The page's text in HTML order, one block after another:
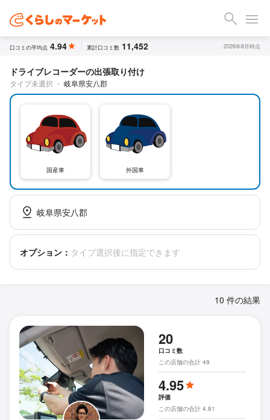
口コミの平均点 4.94 累計口コミ数 11,452 2026年8月時点
ドライブレコーダーの出張取り付け
タイプ未選択 ・ 岐阜県安八郡
国産車 外国車
岐阜県安八郡
オプション： タイプ選択後に指定できます
10 件の結果
20
口コミ数
この店舗の合計 49
4.95
評価
この店舗の合計 4.81